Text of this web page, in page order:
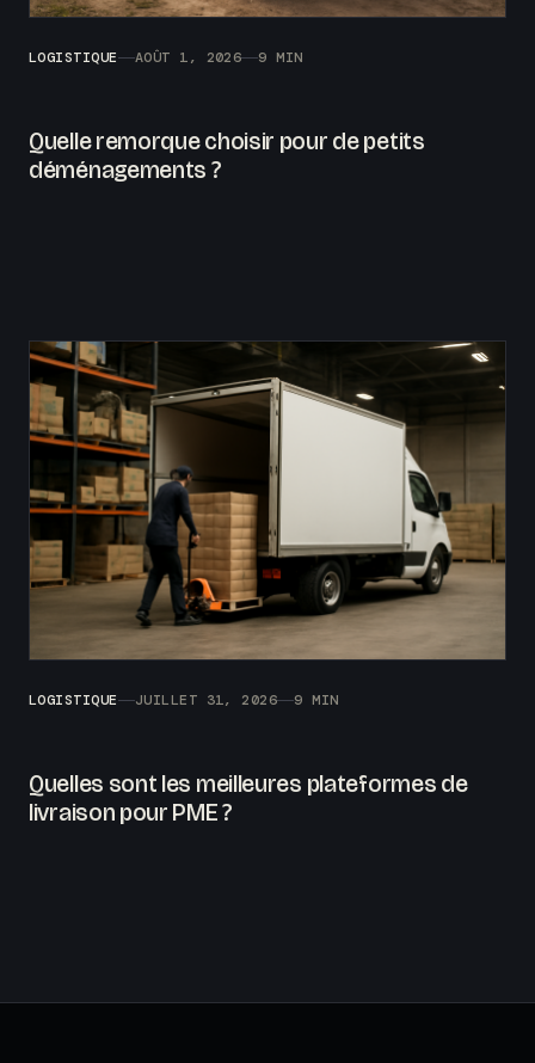
LOGISTIQUE AOÛT 1, 2026 9 MIN
Quelle remorque choisir pour de petits
déménagements ?
LOGISTIQUE JUILLET 31, 2026 9 MIN
Quelles sont les meilleures plateformes de
livraison pour PME ?